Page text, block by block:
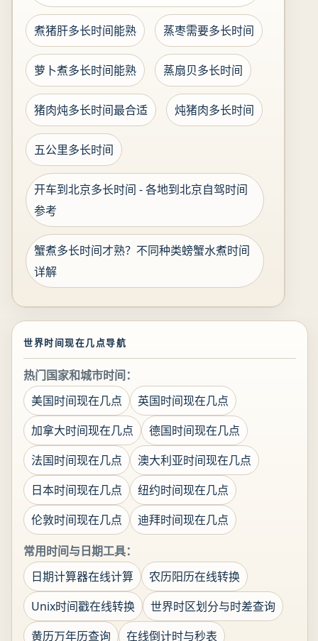
煮猪肝多长时间能熟 蒸枣需要多长时间
萝卜煮多长时间能熟 蒸扇贝多长时间
猪肉炖多长时间最合适 炖猪肉多长时间
五公里多长时间
开车到北京多长时间 - 各地到北京自驾时间
参考
蟹煮多长时间才熟？不同种类螃蟹水煮时间
详解
世界时间现在几点导航
热门国家和城市时间：
美国时间现在几点
英国时间现在几点
加拿大时间现在几点
德国时间现在几点
法国时间现在几点
澳大利亚时间现在几点
日本时间现在几点
纽约时间现在几点
伦敦时间现在几点
迪拜时间现在几点
常用时间与日期工具：
日期计算器在线计算
农历阳历在线转换
Unix时间戳在线转换
世界时区划分与时差查询
黄历万年历查询
在线倒计时与秒表